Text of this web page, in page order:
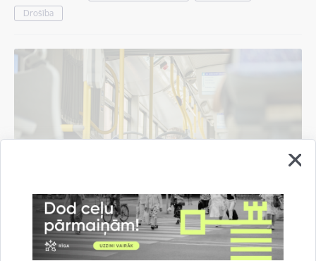
Drošība
Norisinoties būvdarbiem, tiks slēgts 1.
trolejbusa maršruts; mainīsies arī auto